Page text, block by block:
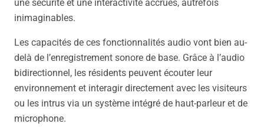
une sécurité et une interactivité accrues, autrefois
inimaginables.
Les capacités de ces fonctionnalités audio vont bien au-
delà de l’enregistrement sonore de base. Grâce à l’audio
bidirectionnel, les résidents peuvent écouter leur
environnement et interagir directement avec les visiteurs
ou les intrus via un système intégré de haut-parleur et de
microphone.